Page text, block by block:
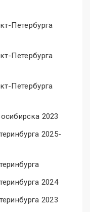
Петербурга
Петербурга
Петербурга
2023
2025-
2024
2023